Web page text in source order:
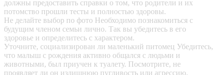
должны предоставить справки о том, что родители и их
потомство прошли тесты и полностью здоровы.
Не делайте выбор по фото Необходимо познакомиться с
будущим членом семьи лично. Так вы убедитесь в его
здоровье и определитесь с характером.
Уточните, социализирован ли маленький питомец Убедитесь,
что малыш с рождения активно общался с людьми и
животными, был приучен к туалету. Посмотрите, не
проявляет ли он излишнюю пугливость или агрессию.